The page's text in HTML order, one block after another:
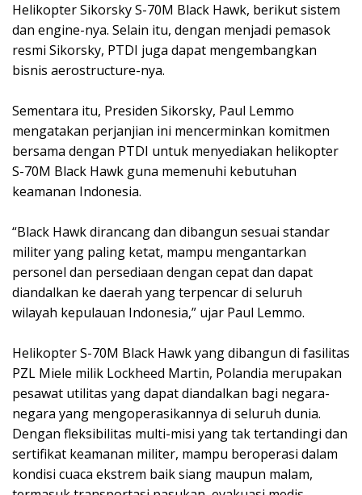
Helikopter Sikorsky S-70M Black Hawk, berikut sistem
dan engine-nya. Selain itu, dengan menjadi pemasok
resmi Sikorsky, PTDI juga dapat mengembangkan
bisnis aerostructure-nya.
Sementara itu, Presiden Sikorsky, Paul Lemmo
mengatakan perjanjian ini mencerminkan komitmen
bersama dengan PTDI untuk menyediakan helikopter
S-70M Black Hawk guna memenuhi kebutuhan
keamanan Indonesia.
“Black Hawk dirancang dan dibangun sesuai standar
militer yang paling ketat, mampu mengantarkan
personel dan persediaan dengan cepat dan dapat
diandalkan ke daerah yang terpencar di seluruh
wilayah kepulauan Indonesia,” ujar Paul Lemmo.
Helikopter S-70M Black Hawk yang dibangun di fasilitas
PZL Miele milik Lockheed Martin, Polandia merupakan
pesawat utilitas yang dapat diandalkan bagi negara-
negara yang mengoperasikannya di seluruh dunia.
Dengan fleksibilitas multi-misi yang tak tertandingi dan
sertifikat keamanan militer, mampu beroperasi dalam
kondisi cuaca ekstrem baik siang maupun malam,